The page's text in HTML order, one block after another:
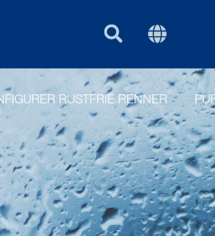
NOR
PURUS GROUP
RUSTFRIE RENNER